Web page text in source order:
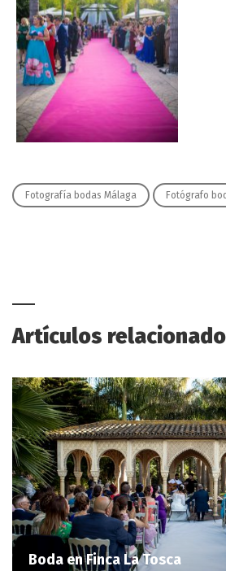
Fotografía bodas Málaga Fotógrafo
Artículos
Boda en Finca La Tosca